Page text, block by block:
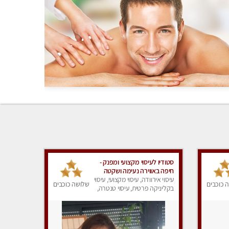
כוכבים
סטודיו לעיסוי מקצועי ומפנק -
חיפה באווירה נעימה ושקטה
עיסוי אירוודה, עיסוי מקצועי, עיסוי
בקליניקה פרטית, עיסוי טנטרה,
שלושה כוכבים